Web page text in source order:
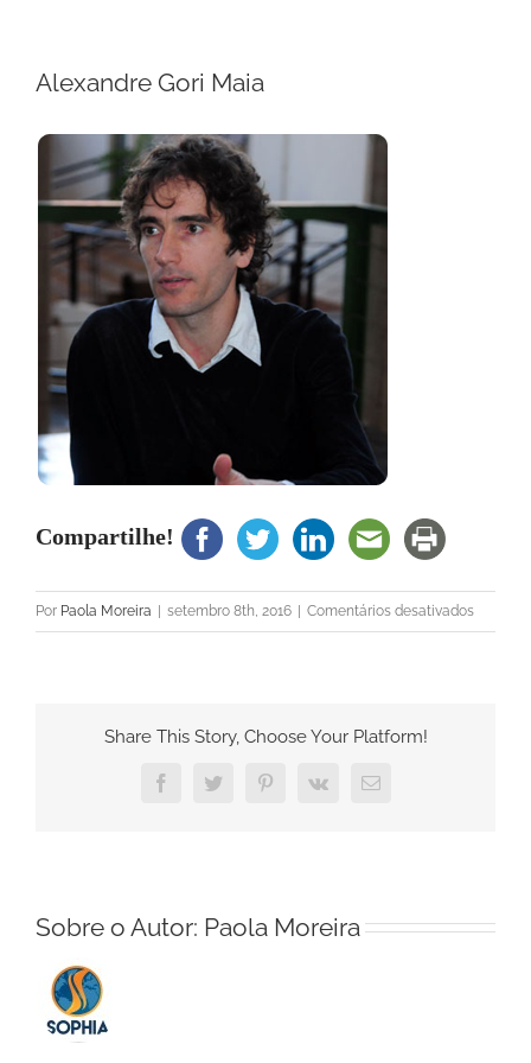
Alexandre Gori Maia
Compartilhe!
Por Paola Moreira setembro 8th, 2016 Comentários desativadosem
Share This Story, Choose Your Platform!
FacebookTwitterPinterest
Vk
E-
Sobre o Autor: Paola Moreira